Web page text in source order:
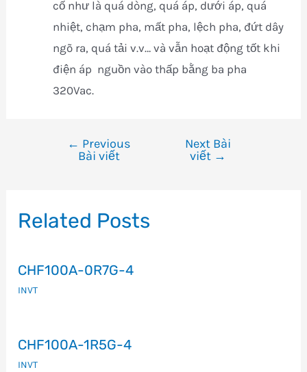
cố như là quá dòng, quá áp, dưới áp, quá
nhiệt, chạm pha, mất pha, lệch pha, đứt dây
ngõ ra, quá tải v.v… và vẫn hoạt động tốt khi
điện áp nguồn vào thấp bằng ba pha
320Vac.
viết
← Previous
Bài viết
Next Bài
viết →
Related Posts
CHF100A-0R7G-4
INVT
CHF100A-1R5G-4
INVT